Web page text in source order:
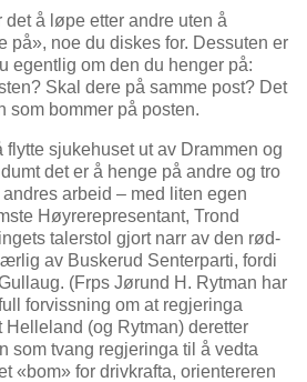
det å løpe etter andre uten å
på», noe du diskes for. Dessuten er
egentlig om den du henger på:
Skal dere på samme post? Det
som bommer på posten.
flytte sjukehuset ut av Drammen og
det er å henge på andre og tro
arbeid – med liten egen
Høyrerepresentant, Trond
talerstol gjort narr av den rød-
av Buskerud Senterparti, fordi
(Frps Jørund H. Rytman har
forvissning om at regjeringa
Helleland (og Rytman) deretter
som tvang regjeringa til å vedta
«bom» for drivkrafta, orientereren